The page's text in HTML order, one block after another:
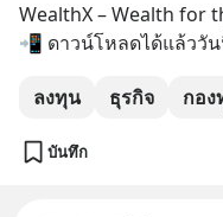
WealthX – Wealth for
📲 ดาวน์โหลดได้แล้ววั
ลงทุน ธุรกิจ กอ
บันทึก